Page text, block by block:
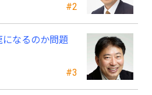
#2
#3
になるのか問題